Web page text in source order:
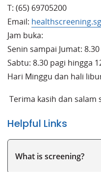
T: (65) 69705200
Email:
Jam buka:
Senin sampai Jumat:
Sabtu: 8.30 pagi hingga
Hari Minggu dan hali
Terima kasih dan salam
Helpful Links
What is screening?